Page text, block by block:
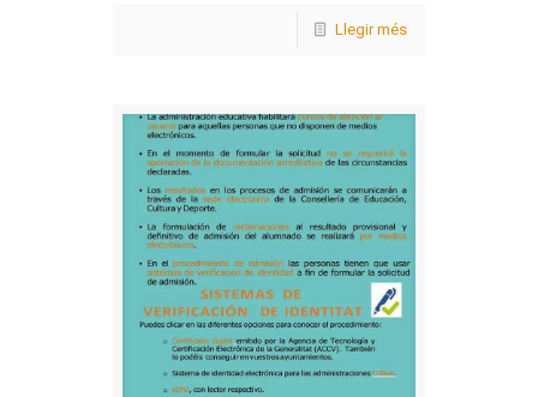
Llegir més